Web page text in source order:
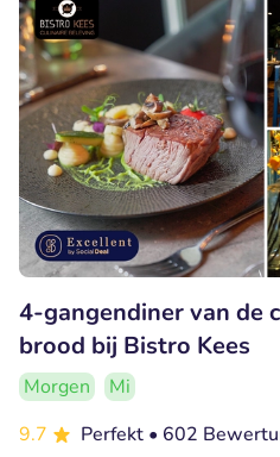
4-gangendiner van de
brood bij Bistro Kees
Morgen
Mi
9.7
Perfekt • 602